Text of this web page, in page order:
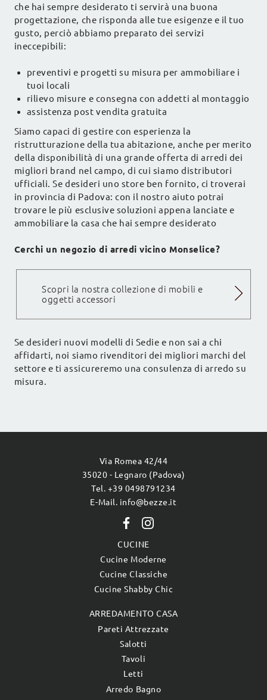
che hai sempre desiderato ti servirà una buona
progettazione, che risponda alle tue esigenze e il tuo
gusto, perciò abbiamo preparato dei servizi
ineccepibili:
preventivi e progetti su misura per ammobiliare i
tuoi locali
rilievo misure e consegna con addetti al montaggio
assistenza post vendita gratuita
Siamo capaci di gestire con esperienza la
ristrutturazione della tua abitazione, anche per merito
della disponibilità di una grande offerta di arredi dei
migliori brand nel campo, di cui siamo distributori
ufficiali. Se desideri uno store ben fornito, ci troverai
in provincia di Padova: con il nostro aiuto potrai
trovare le più esclusive soluzioni appena lanciate e
ammobiliare la casa che hai sempre desiderato
Cerchi un negozio di arredi vicino Monselice?
Scopri la nostra collezione di mobili e
oggetti accessori
Se desideri nuovi modelli di Sedie e non sai a chi
affidarti, noi siamo rivenditori dei migliori marchi del
settore e ti assicureremo una consulenza di arredo su
misura.
Via Romea 42/44
35020 - Legnaro (Padova)
Tel. +39 0498791234
E-Mail. info@bezze.it
CUCINE
Cucine Moderne
Cucine Classiche
Cucine Shabby Chic
ARREDAMENTO CASA
Pareti Attrezzate
Salotti
Tavoli
Letti
Arredo Bagno